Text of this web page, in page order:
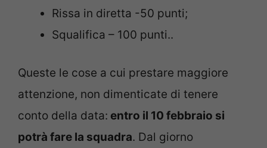
Rissa in diretta -50 punti;
Squalifica – 100 punti..
Queste le cose a cui prestare maggiore
attenzione, non dimenticate di tenere
conto della data: entro il 10 febbraio si
potrà fare la squadra. Dal giorno